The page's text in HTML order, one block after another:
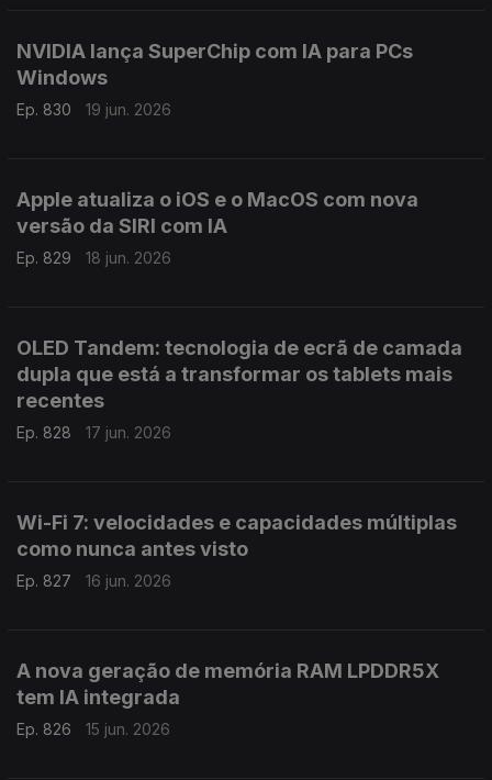
NVIDIA lança SuperChip com IA para PCs
Windows
Ep. 830 19 jun. 2026
Apple atualiza o iOS e o MacOS com nova
versão da SIRI com IA
Ep. 829 18 jun. 2026
OLED Tandem: tecnologia de ecrã de camada
dupla que está a transformar os tablets mais
recentes
Ep. 828 17 jun. 2026
Wi-Fi 7: velocidades e capacidades múltiplas
como nunca antes visto
Ep. 827 16 jun. 2026
A nova geração de memória RAM LPDDR5X
tem IA integrada
Ep. 826 15 jun. 2026